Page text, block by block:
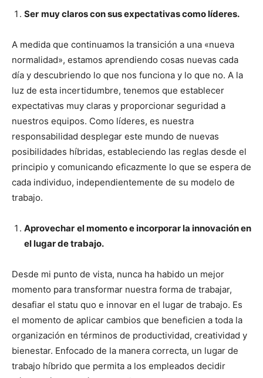
Ser muy claros con sus expectativas como líderes.
A medida que continuamos la transición a una «nueva
normalidad», estamos aprendiendo cosas nuevas cada
día y descubriendo lo que nos funciona y lo que no. A la
luz de esta incertidumbre, tenemos que establecer
expectativas muy claras y proporcionar seguridad a
nuestros equipos. Como líderes, es nuestra
responsabilidad desplegar este mundo de nuevas
posibilidades híbridas, estableciendo las reglas desde el
principio y comunicando eficazmente lo que se espera de
cada individuo, independientemente de su modelo de
trabajo.
Aprovechar el momento e incorporar la innovación en
el lugar de trabajo.
Desde mi punto de vista, nunca ha habido un mejor
momento para transformar nuestra forma de trabajar,
desafiar el statu quo e innovar en el lugar de trabajo. Es
el momento de aplicar cambios que beneficien a toda la
organización en términos de productividad, creatividad y
bienestar. Enfocado de la manera correcta, un lugar de
trabajo híbrido que permita a los empleados decidir